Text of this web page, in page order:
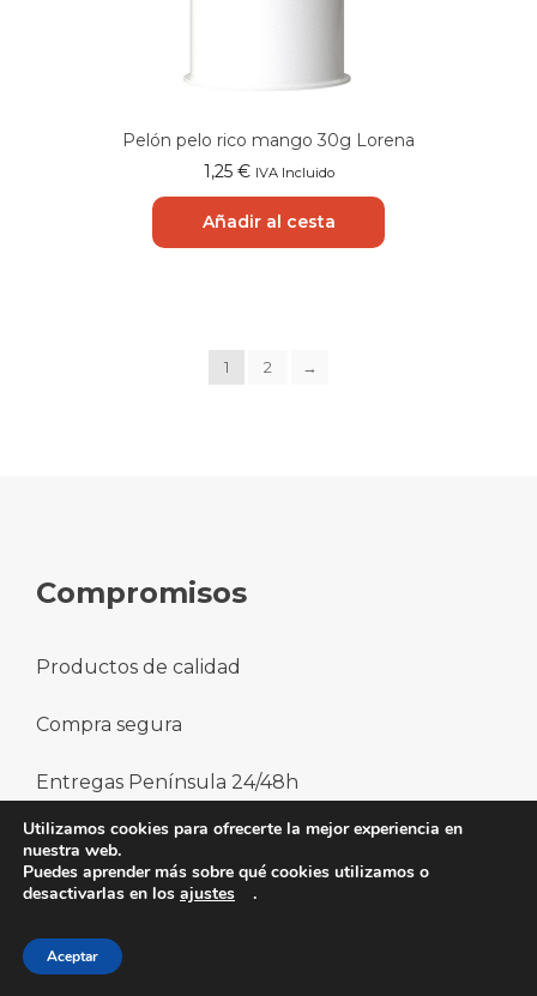
Pelón pelo rico mango 30g Lorena
1,25 € IVA Incluido
Añadir al cesta
1 2 →
Compromisos
Productos de calidad
Compra segura
Entregas Península 24/48h
Calidad en el servicio
93 737 93 92
Contáctanos
Utilizamos cookies para ofrecerte la mejor experiencia en
nuestra web.
Puedes aprender más sobre qué cookies utilizamos o
desactivarlas en los ajustes .
Aceptar